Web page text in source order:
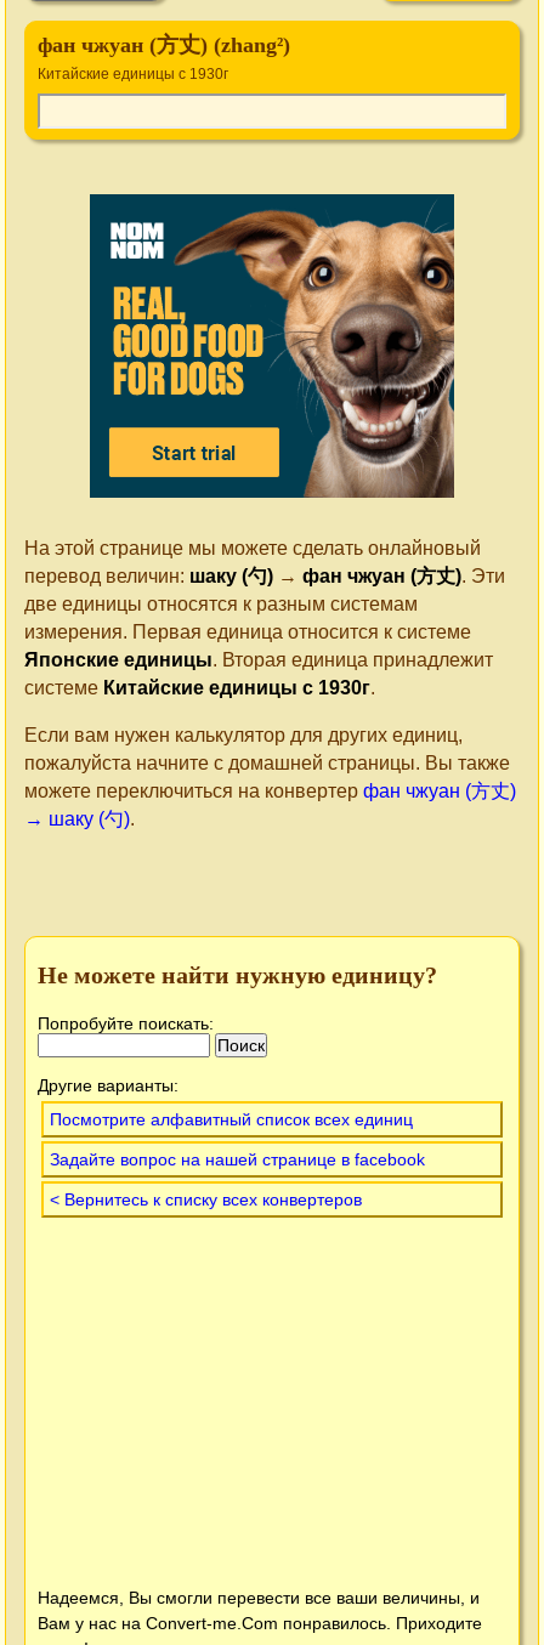
фан чжуан (方丈) (zhang²)
Китайские единицы c 1930г
На этой странице мы можете сделать онлайновый
перевод величин: шаку (勺) → фан чжуан (方丈). Эти
две единицы относятся к разным системам
измерения. Первая единица относится к системе
Японские единицы. Вторая единица принадлежит
системе Китайские единицы c 1930г.
Если вам нужен калькулятор для других единиц,
пожалуйста начните с домашней страницы. Вы также
можете переключиться на конвертер фан чжуан (方丈)
→ шаку (勺).
Не можете найти нужную единицу?
Попробуйте поискать:
Другие варианты:
Посмотрите алфавитный список всех единиц
Задайте вопрос на нашей странице в facebook
< Вернитесь к списку всех конвертеров
Надеемся, Вы смогли перевести все ваши величины, и
Вам у нас на Convert-me.Com понравилось. Приходите